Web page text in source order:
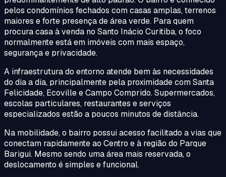
pelos condomínios fechados com casas amplas, terrenos
maiores e forte presença de área verde. Para quem
procura casa à venda no Santo Inácio Curitiba, o foco
normalmente está em imóveis com mais espaço,
segurança e privacidade.
A infraestrutura do entorno atende bem às necessidades
do dia a dia, principalmente pela proximidade com Santa
Felicidade, Ecoville e Campo Comprido. Supermercados,
escolas particulares, restaurantes e serviços
especializados estão a poucos minutos de distância.
Na mobilidade, o bairro possui acesso facilitado a vias que
conectam rapidamente ao Centro e à região do Parque
Barigui. Mesmo sendo uma área mais reservada, o
deslocamento é simples e funcional.